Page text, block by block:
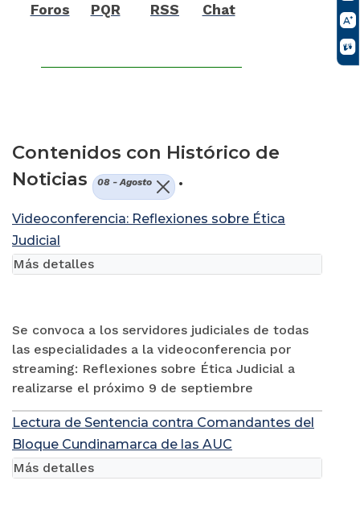
Foros PQR RSS Chat
Contenidos con Histórico de
Noticias
08 - Agosto .
Videoconferencia: Reflexiones sobre Ética
Judicial
Se convoca a los servidores judiciales de todas
las especialidades a la videoconferencia por
streaming: Reflexiones sobre Ética Judicial a
realizarse el próximo 9 de septiembre
Más detalles
Lectura de Sentencia contra Comandantes del
Bloque Cundinamarca de las AUC
Más detalles